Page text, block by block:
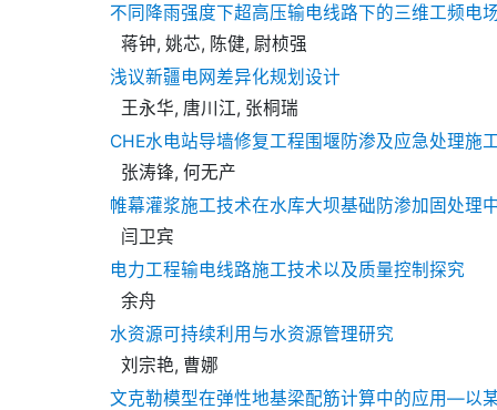
不同降雨强度下超高压输电线路下的三维工频电
蒋钟, 姚芯, 陈健, 尉桢强
浅议新疆电网差异化规划设计
王永华, 唐川江, 张桐瑞
CHE水电站导墙修复工程围堰防渗及应急处理施
张涛锋, 何无产
帷幕灌浆施工技术在水库大坝基础防渗加固处理
闫卫宾
电力工程输电线路施工技术以及质量控制探究
余舟
水资源可持续利用与水资源管理研究
刘宗艳, 曹娜
文克勒模型在弹性地基梁配筋计算中的应用—以